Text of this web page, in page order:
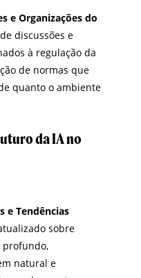
e Organizações do
discussões e
à regulação da
de normas que
quanto o ambiente
da IA no
e Tendências
sobre
profundo,
natural e